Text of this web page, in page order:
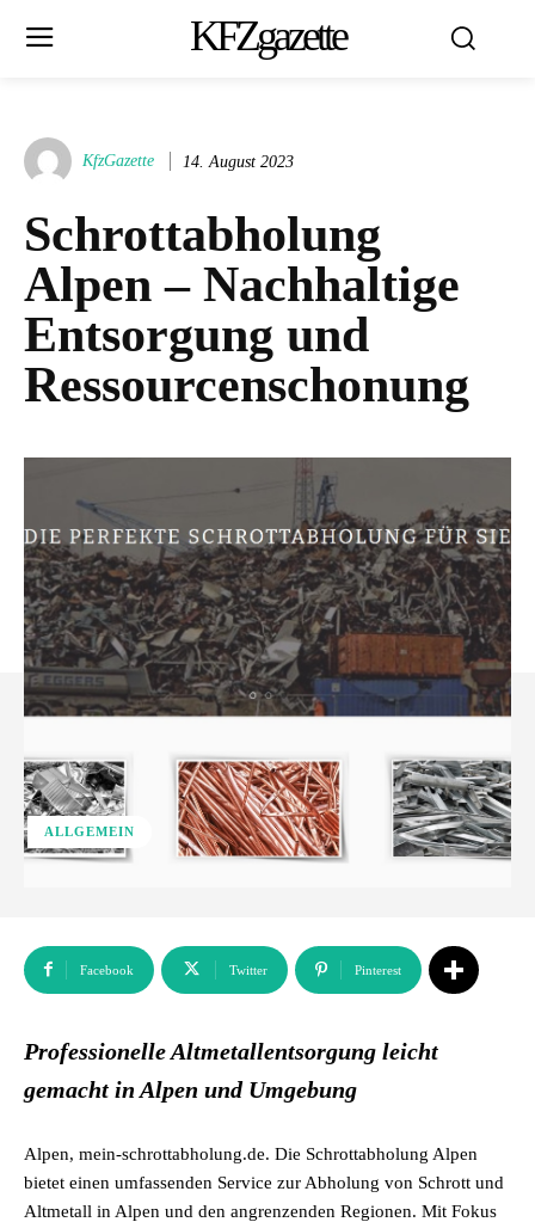
KFZgazette
KfzGazette 14. August 2023
Schrottabholung
Alpen – Nachhaltige
Entsorgung und
Ressourcenschonung
ALLGEMEIN
Facebook Twitter Pinterest
Professionelle Altmetallentsorgung leicht
gemacht in Alpen und Umgebung
Alpen, mein-schrottabholung.de. Die Schrottabholung Alpen
bietet einen umfassenden Service zur Abholung von Schrott und
Altmetall in Alpen und den angrenzenden Regionen. Mit Fokus